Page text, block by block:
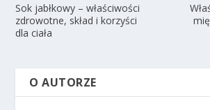
Sok jabłkowy – właściwości
zdrowotne, skład i korzyści
dla ciała
O AUTORZE